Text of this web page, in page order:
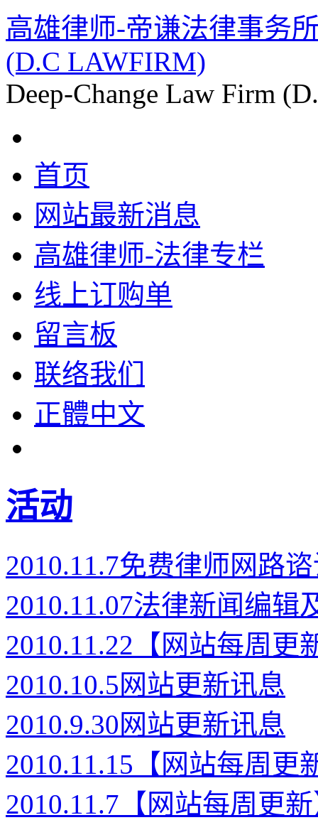
高雄律师-帝谦法律事务
(D.C LAWFIRM)
Deep-Change Law Firm
首页
网站最新消息
高雄律师-法律专栏
线上订购单
留言板
联络我们
正體中文
活动
2010.11.7免费律师网路
2010.11.07法律新闻编辑
2010.11.22【网站每周
2010.10.5网站更新讯息
2010.9.30网站更新讯息
2010.11.15【网站每周
2010.11.7【网站每周更